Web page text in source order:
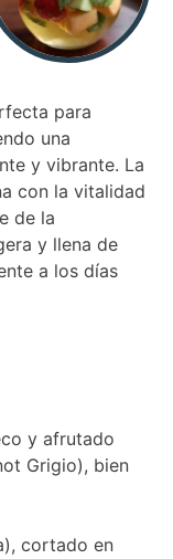
para
una
y vibrante. La
con la vitalidad
de la
y llena de
a los días
y afrutado
Grigio), bien
cortado en